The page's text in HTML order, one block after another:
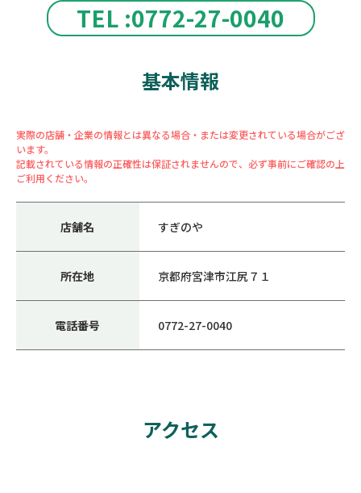
TEL :0772-27-0040
基本情報
実際の店舗・企業の情報とは異なる場合・または変更されている場合がござ
います。
記載されている情報の正確性は保証されませんので、必ず事前にご確認の上
ご利用ください。
店舗名 すぎのや
所在地 京都府宮津市江尻７１
電話番号 0772-27-0040
アクセス